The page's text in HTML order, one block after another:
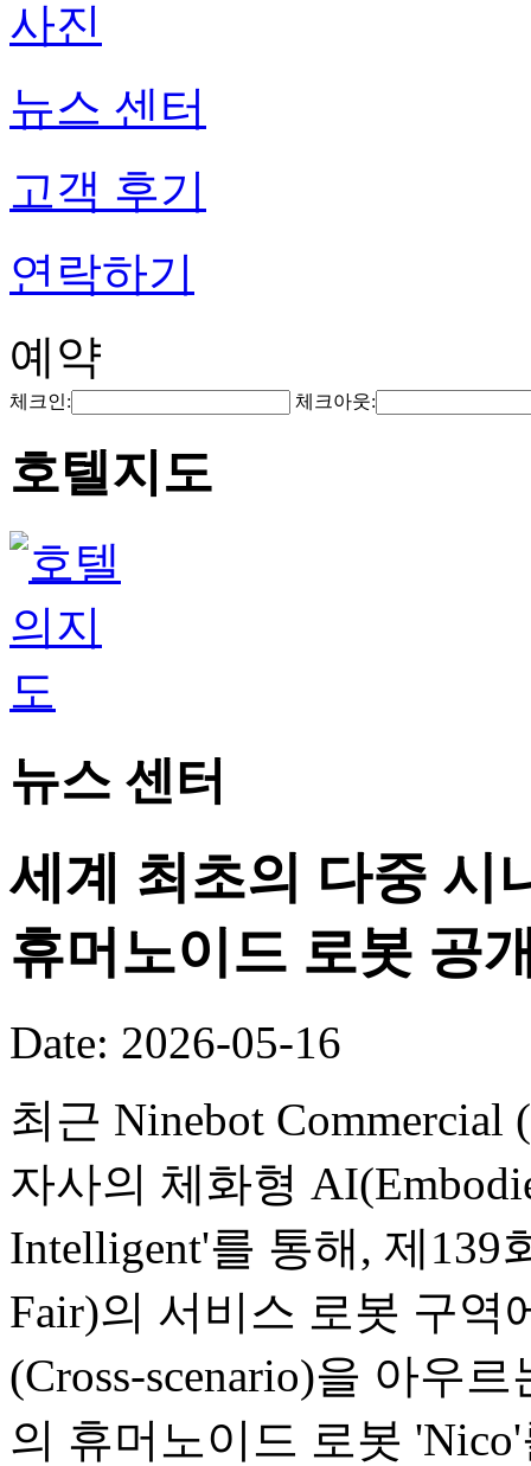
사진
뉴스 센터
고객 후기
연락하기
예약
체크인: 체크아웃:
호텔지도
뉴스 센터
세계 최초의 다중 시
휴머노이드 로봇 공
Date: 2026-05-16
최근 Ninebot Commercial
자사의 체화형
Intelligent'를 통해, 제139
Fair)의 서비스 로봇 구역
(Cross-scenario)을 아우
의 휴머노이드 로봇